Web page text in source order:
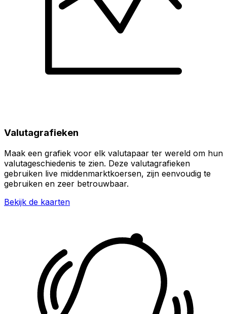
Valutagrafieken
Maak een grafiek voor elk valutapaar ter wereld om hun
valutageschiedenis te zien. Deze valutagrafieken
gebruiken live middenmarktkoersen, zijn eenvoudig te
gebruiken en zeer betrouwbaar.
Bekijk de kaarten